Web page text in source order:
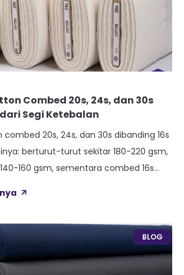
Combed 20s, 24s, dan 30s
Segi Ketebalan
20s, 24s, dan 30s dibanding 16s
berturut-turut sekitar 180-220 gsm,
160 gsm, sementara combed 16s
dan kokoh, sedangkan kaos lain
[…]
BLOG